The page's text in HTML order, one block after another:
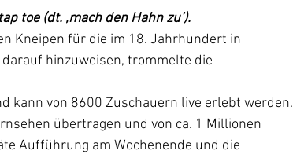
toe (dt. ‚mach den Hahn zu’).
Kneipen für die im 18. Jahrhundert in
hinzuweisen, trommelte die
kann von 8600 Zuschauern live erlebt werden.
übertragen und von ca. 1 Millionen
Aufführung am Wochenende und die